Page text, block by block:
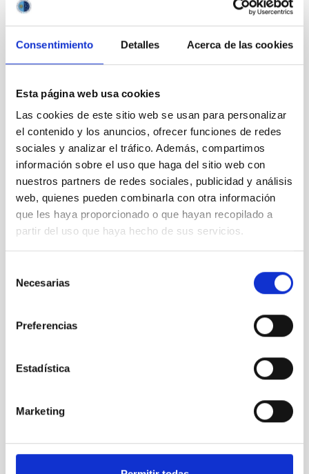
Consentimiento Detalles Acerca de las cookies
Esta página web usa cookies
Las cookies de este sitio web se usan para personalizar
el contenido y los anuncios, ofrecer funciones de redes
sociales y analizar el tráfico. Además, compartimos
información sobre el uso que haga del sitio web con
nuestros partners de redes sociales, publicidad y análisis
web, quienes pueden combinarla con otra información
que les haya proporcionado o que hayan recopilado a
partir del uso que haya hecho de sus servicios.
Necesarias
Preferencias
Estadística
Marketing
Mobility